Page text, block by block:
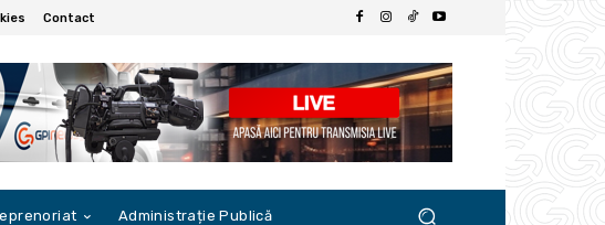
Contact
Administrație Publică